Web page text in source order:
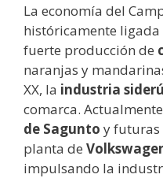
La economía del
históricamente
fuerte producción de
naranjas y
XX, la industria
comarca.
de Sagunto y futuras
planta de
impulsando la